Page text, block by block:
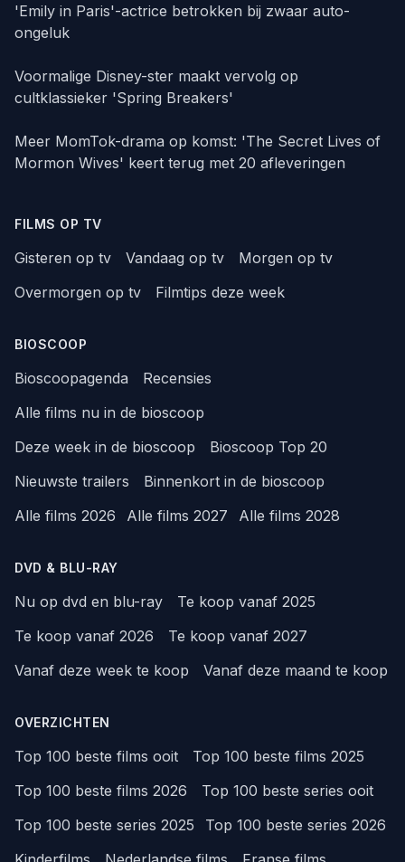
'Emily in Paris'-actrice betrokken bij zwaar auto-
ongeluk
Voormalige Disney-ster maakt vervolg op
cultklassieker 'Spring Breakers'
Meer MomTok-drama op komst: 'The Secret Lives of
Mormon Wives' keert terug met 20 afleveringen
FILMS OP TV
Gisteren op tv Vandaag op tv
Morgen op tv
Overmorgen op tv
Filmtips deze week
BIOSCOOP
Bioscoopagenda
Recensies
Alle films nu in de bioscoop
Deze week in de bioscoop
Bioscoop Top 20
Nieuwste trailers
Binnenkort in de bioscoop
Alle films 2026
Alle films 2027 Alle films 2028
DVD & BLU-RAY
Nu op dvd en blu-ray
Te koop vanaf 2025
Te koop vanaf 2026
Te koop vanaf 2027
Vanaf deze week te koop
Vanaf deze maand te koop
OVERZICHTEN
Top 100 beste films ooit
Top 100 beste films 2025
Top 100 beste films 2026
Top 100 beste series ooit
Top 100 beste series 2025
Top 100 beste series 2026